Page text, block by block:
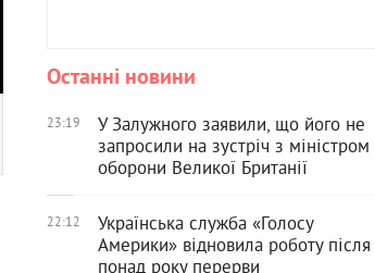
Останні новини
23:19
У Залужного заявили, що його не
запросили на зустріч з міністром
оборони Великої Британії
22:12
Українська служба «Голосу
Америки» відновила роботу після
понад року перерви